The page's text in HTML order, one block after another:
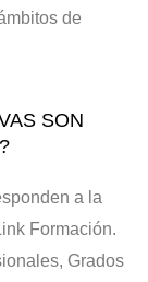
de
SON
a la
Formación.
Grados